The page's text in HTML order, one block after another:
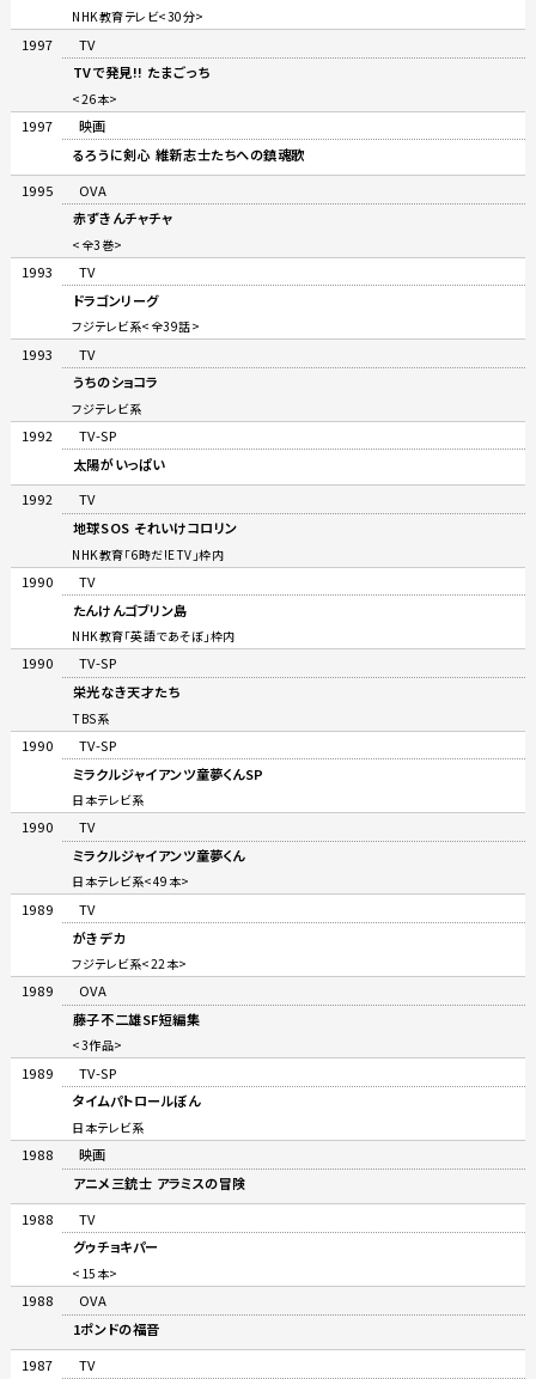
NHK教育テレビ<30分>
1997
TV
TVで発見!! たまごっち
<26本>
1997
映画
るろうに剣心 維新志士たちへの鎮魂歌
1995
OVA
赤ずきんチャチャ
<全3巻>
1993
TV
ドラゴンリーグ
フジテレビ系<全39話>
1993
TV
うちのショコラ
フジテレビ系
1992
TV-SP
太陽がいっぱい
1992
TV
地球SOS それいけコロリン
NHK教育「6時だ!ETV」枠内
1990
TV
たんけんゴブリン島
NHK教育「英語であそぼ」枠内
1990
TV-SP
栄光なき天才たち
TBS系
1990
TV-SP
ミラクルジャイアンツ童夢くんSP
日本テレビ系
1990
TV
ミラクルジャイアンツ童夢くん
日本テレビ系<49本>
1989
TV
がきデカ
フジテレビ系<22本>
1989
OVA
藤子不二雄SF短編集
<3作品>
1989
TV-SP
タイムパトロールぼん
日本テレビ系
1988
映画
アニメ三銃士 アラミスの冒険
1988
TV
グゥチョキパー
<15本>
1988
OVA
1ポンドの福音
1987
TV